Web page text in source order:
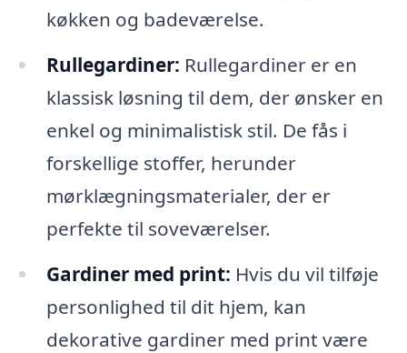
køkken og badeværelse.
Rullegardiner: Rullegardiner er en
klassisk løsning til dem, der ønsker en
enkel og minimalistisk stil. De fås i
forskellige stoffer, herunder
mørklægningsmaterialer, der er
perfekte til soveværelser.
Gardiner med print: Hvis du vil tilføje
personlighed til dit hjem, kan
dekorative gardiner med print være